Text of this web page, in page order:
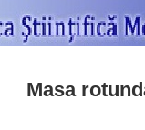
Masa